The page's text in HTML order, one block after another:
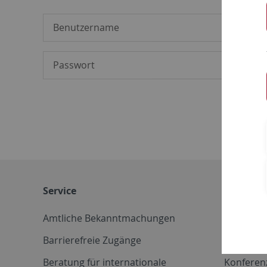
Service
Amtliche Bekanntmachungen
Barrierefreie Zugänge
Beratung für internationale